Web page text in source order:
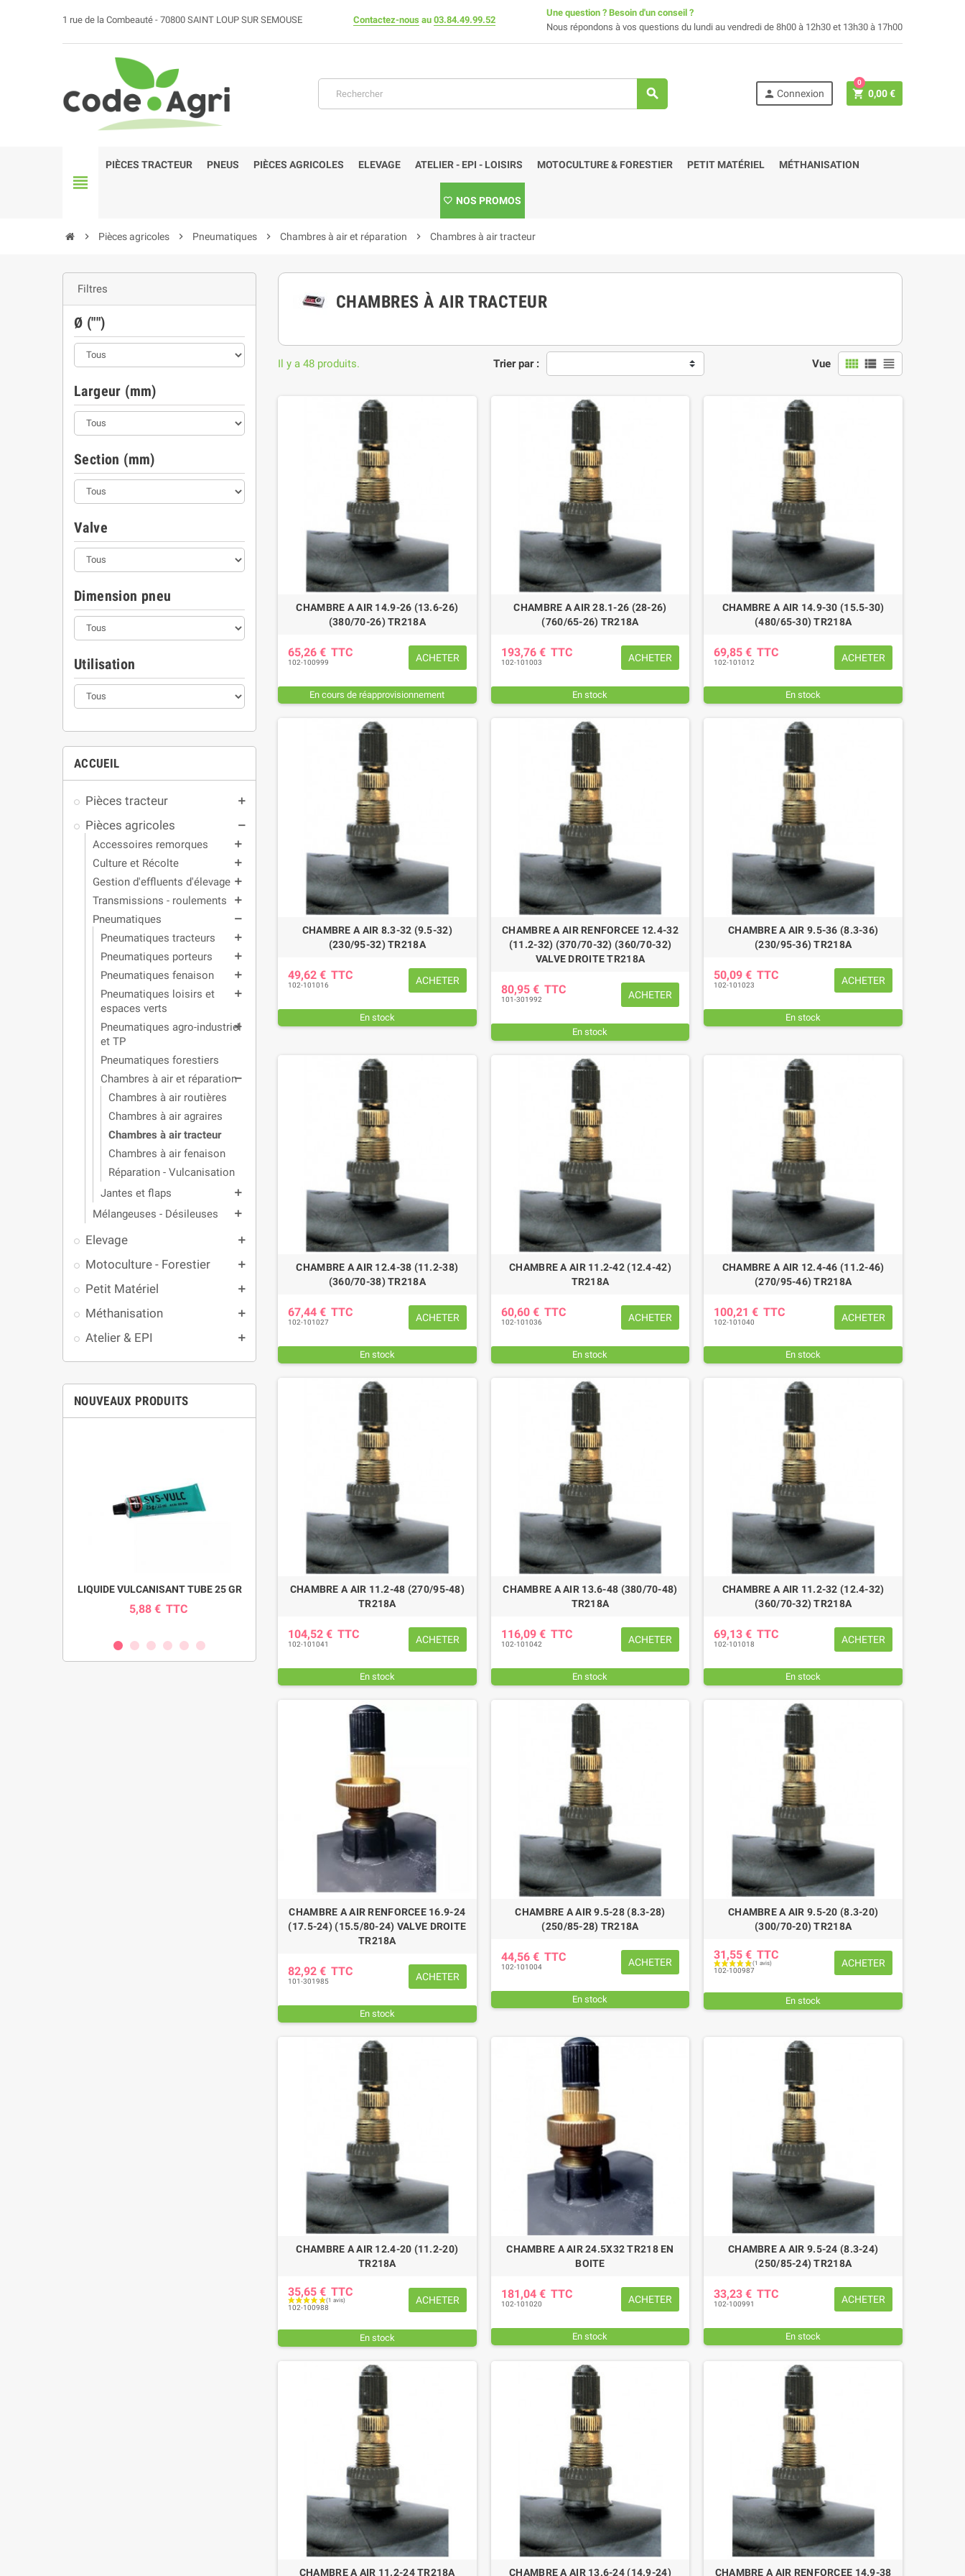
1 rue de la Combeauté - 70800 SAINT LOUP SUR SEMOUSE Contactez-nous au 03.84.49.99.52
Une question ? Besoin d'un conseil ?
Nous répondons à vos questions du lundi au vendredi de 8h00 à 12h30 et 13h30 à 17h00
search person Connexion shopping_cart 0,00 €
0
view_headline
PIÈCES TRACTEUR PNEUS PIÈCES AGRICOLES ELEVAGE ATELIER - EPI - LOISIRS MOTOCULTURE & FORESTIER PETIT MATÉRIEL MÉTHANISATION
NOS PROMOS
chevron_right Pièces agricoles chevron_right Pneumatiques chevron_right Chambres à air et réparation chevron_right Chambres à air tracteur
Filtres
Ø ("")
Largeur (mm)
Section (mm)
Valve
Dimension pneu
Utilisation
ACCUEIL
Pièces tracteur add
Pièces agricoles remove
Accessoires remorques add
Culture et Récolte add
Gestion d'effluents d'élevage add
Transmissions - roulements add
Pneumatiques remove
Pneumatiques tracteurs add
Pneumatiques porteurs add
Pneumatiques fenaison add
Pneumatiques loisirs et
espaces verts
add
Pneumatiques agro-industriel
et TP
add
Pneumatiques forestiers
Chambres à air et réparationremove
Chambres à air routières
Chambres à air agraires
Chambres à air tracteur
Chambres à air fenaison
Réparation - Vulcanisation
Jantes et flaps
add
Mélangeuses - Désileuses add
Elevage add
Motoculture - Forestier add
Petit Matériel add
Méthanisation add
Atelier & EPI add
NOUVEAUX PRODUITS
LIQUIDE VULCANISANT TUBE 25 GR
5,88 € TTC
INDICATEUR DE SERRAGE 27
TTC
PATIN D'USURE (intérieur)
FAUCHEUSE POTTINGER
MANILLE COMPLETE TORSE FIL 7
MM Ø TROU 8,5 MM
MANILLE TORSE FIL 7 MM Ø
CHAMBRES À AIR TRACTEUR
Trier par : Vue view_comfy view_list view_headline
Il y a 48 produits.
CHAMBRE A AIR 14.9-26 (13.6-26)
(380/70-26) TR218A
65,26 € TTC
102-100999 ACHETER
En cours de réapprovisionnement
CHAMBRE A AIR 28.1-26 (28-26)
(760/65-26) TR218A
193,76 € TTC
102-101003 ACHETER
En stock
CHAMBRE A AIR 14.9-30 (15.5-30)
(480/65-30) TR218A
69,85 € TTC
102-101012 ACHETER
En stock
CHAMBRE A AIR 8.3-32 (9.5-32)
(230/95-32) TR218A
49,62 € TTC
102-101016 ACHETER
En stock
CHAMBRE A AIR RENFORCEE 12.4-32
(11.2-32) (370/70-32) (360/70-32)
VALVE DROITE TR218A
80,95 € TTC
101-301992 ACHETER
En stock
CHAMBRE A AIR 9.5-36 (8.3-36)
(230/95-36) TR218A
50,09 € TTC
102-101023 ACHETER
En stock
CHAMBRE A AIR 12.4-38 (11.2-38)
(360/70-38) TR218A
67,44 € TTC
102-101027 ACHETER
En stock
CHAMBRE A AIR 11.2-42 (12.4-42)
TR218A
60,60 € TTC
102-101036 ACHETER
En stock
CHAMBRE A AIR 12.4-46 (11.2-46)
(270/95-46) TR218A
100,21 € TTC
102-101040 ACHETER
En stock
CHAMBRE A AIR 11.2-48 (270/95-48)
TR218A
104,52 € TTC
102-101041 ACHETER
En stock
CHAMBRE A AIR 13.6-48 (380/70-48)
TR218A
116,09 € TTC
102-101042 ACHETER
En stock
CHAMBRE A AIR 11.2-32 (12.4-32)
(360/70-32) TR218A
69,13 € TTC
102-101018 ACHETER
En stock
CHAMBRE A AIR RENFORCEE 16.9-24
(17.5-24) (15.5/80-24) VALVE DROITE
TR218A
82,92 € TTC
101-301985 ACHETER
En stock
CHAMBRE A AIR 9.5-28 (8.3-28)
(250/85-28) TR218A
44,56 € TTC
102-101004 ACHETER
En stock
CHAMBRE A AIR 9.5-20 (8.3-20)
(300/70-20) TR218A
31,55 € TTC
102-100987
ACHETER
En stock
CHAMBRE A AIR 12.4-20 (11.2-20)
TR218A
35,65 € TTC
102-100988
ACHETER
En stock
CHAMBRE A AIR 24.5X32 TR218 EN
BOITE
181,04 € TTC
102-101020 ACHETER
En stock
CHAMBRE A AIR 9.5-24 (8.3-24)
(250/85-24) TR218A
33,23 € TTC
102-100991 ACHETER
En stock
CHAMBRE A AIR 11.2-24 TR218A CHAMBRE A AIR 13.6-24 (14.9-24) CHAMBRE A AIR RENFORCEE 14.9-38